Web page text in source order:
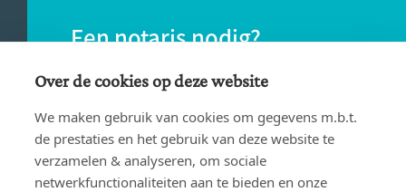
Een notaris nodig?
Vind eenvoudig een notaris bij jou in de
buurt.
VIND EEN NOTARIS
Over de cookies op deze website
We maken gebruik van cookies om gegevens m.b.t.
de prestaties en het gebruik van deze website te
verzamelen & analyseren, om sociale
netwerkfunctionaliteiten aan te bieden en onze